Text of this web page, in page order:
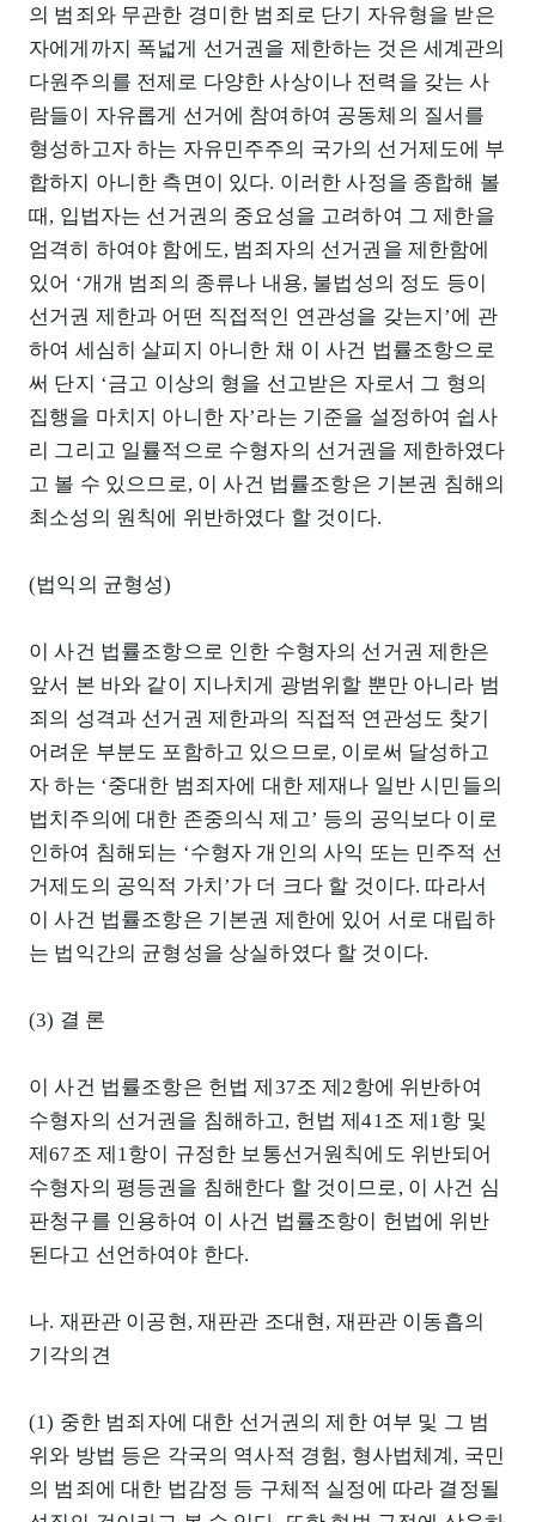
의 범죄와 무관한 경미한 범죄로 단기 자유형을 받은
자에게까지 폭넓게 선거권을 제한하는 것은 세계관의
다원주의를 전제로 다양한 사상이나 전력을 갖는 사
람들이 자유롭게 선거에 참여하여 공동체의 질서를
형성하고자 하는 자유민주주의 국가의 선거제도에 부
합하지 아니한 측면이 있다. 이러한 사정을 종합해 볼
때, 입법자는 선거권의 중요성을 고려하여 그 제한을
엄격히 하여야 함에도, 범죄자의 선거권을 제한함에
있어 ‘개개 범죄의 종류나 내용, 불법성의 정도 등이
선거권 제한과 어떤 직접적인 연관성을 갖는지’에 관
하여 세심히 살피지 아니한 채 이 사건 법률조항으로
써 단지 ‘금고 이상의 형을 선고받은 자로서 그 형의
집행을 마치지 아니한 자’라는 기준을 설정하여 쉽사
리 그리고 일률적으로 수형자의 선거권을 제한하였다
고 볼 수 있으므로, 이 사건 법률조항은 기본권 침해의
최소성의 원칙에 위반하였다 할 것이다.
(법익의 균형성)
이 사건 법률조항으로 인한 수형자의 선거권 제한은
앞서 본 바와 같이 지나치게 광범위할 뿐만 아니라 범
죄의 성격과 선거권 제한과의 직접적 연관성도 찾기
어려운 부분도 포함하고 있으므로, 이로써 달성하고
자 하는 ‘중대한 범죄자에 대한 제재나 일반 시민들의
법치주의에 대한 존중의식 제고’ 등의 공익보다 이로
인하여 침해되는 ‘수형자 개인의 사익 또는 민주적 선
거제도의 공익적 가치’가 더 크다 할 것이다. 따라서
이 사건 법률조항은 기본권 제한에 있어 서로 대립하
는 법익간의 균형성을 상실하였다 할 것이다.
(3) 결 론
이 사건 법률조항은 헌법 제37조 제2항에 위반하여
수형자의 선거권을 침해하고, 헌법 제41조 제1항 및
제67조 제1항이 규정한 보통선거원칙에도 위반되어
수형자의 평등권을 침해한다 할 것이므로, 이 사건 심
판청구를 인용하여 이 사건 법률조항이 헌법에 위반
된다고 선언하여야 한다.
나. 재판관 이공현, 재판관 조대현, 재판관 이동흡의
기각의견
(1) 중한 범죄자에 대한 선거권의 제한 여부 및 그 범
위와 방법 등은 각국의 역사적 경험, 형사법체계, 국민
의 범죄에 대한 법감정 등 구체적 실정에 따라 결정될